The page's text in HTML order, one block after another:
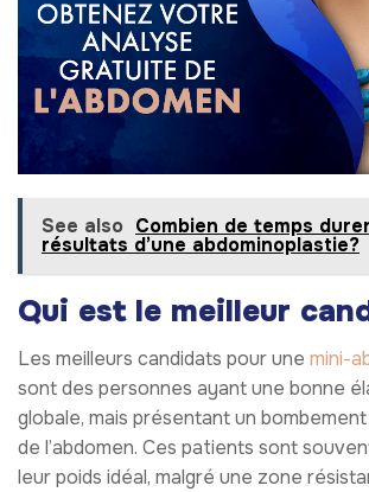
See also Combien de temps
résultats d’une abdominoplastie?
Qui est le meilleur
Les meilleurs candidats pour une mini-
sont des personnes ayant une bonne
globale, mais présentant un
de l’abdomen. Ces patients sont
leur poids idéal, malgré une zone